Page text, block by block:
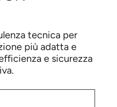
tecnica per
più adatta e
e sicurezza